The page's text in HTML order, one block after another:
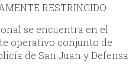
RESTRINGIDO
se encuentra en el
operativo conjunto de
de San Juan y Defensa